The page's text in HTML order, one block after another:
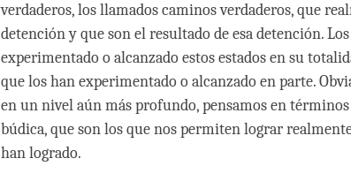
verdaderos, los llamados caminos verdaderos, que
detención y que son el resultado de esa detención.
experimentado o alcanzado estos estados en su
que los han experimentado o alcanzado en parte.
en un nivel aún más profundo, pensamos en
búdica, que son los que nos permiten lograr
han logrado.